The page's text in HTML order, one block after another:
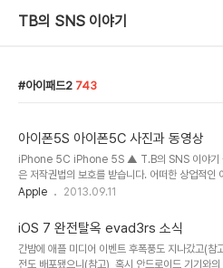
TB의 SNS 이야기
아이패드2 743
아이폰5S 아이폰5C 사진과 동영상
iPhone 5C iPhone 5S ▲ T.B의 SNS 이야기
은 저작권법의 보호를 받습니다. 어떠한 상업적인
으며, 이용(불펌)허락을 하지 않습니다.▲ 사전협의
시 민, 형사상 책임을 질 수 있습니다.▲ 비영리
북 등), 온라인 커뮤니티, 카페 게시판에서는 자유
다. T.B의 SNS이야기 소식은 T.B를 팔로윙
Apple 2013.09.11
iOS 7 완전탈옥 evad3rs 소식
간밤에 애플 미디어 이벤트 후폭풍도 지나갔고(
전도 배포됐으니(참고), 혹시 안드로이드 기기와